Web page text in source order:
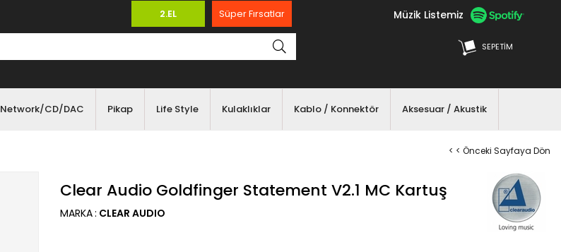
2.EL Süper Fırsatlar Müzik Listemiz
SEPETIM
Network/CD/DAC Pikap Life Style Kulaklıklar Kablo / Konnektör Aksesuar / Akustik
< < Önceki Sayfaya Dön
Clear Audio Goldfinger Statement V2.1 MC Kartuş
MARKA: CLEAR AUDIO